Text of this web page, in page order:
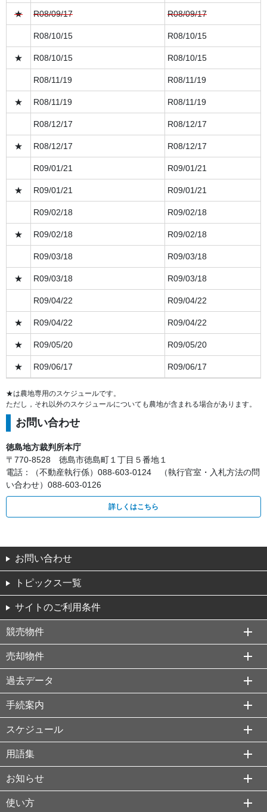
★ R08/09/17 R08/09/17
R08/10/15 R08/10/15
★ R08/10/15 R08/10/15
R08/11/19 R08/11/19
★ R08/11/19 R08/11/19
R08/12/17 R08/12/17
★ R08/12/17 R08/12/17
R09/01/21 R09/01/21
★ R09/01/21 R09/01/21
R09/02/18 R09/02/18
★ R09/02/18 R09/02/18
R09/03/18 R09/03/18
★ R09/03/18 R09/03/18
R09/04/22 R09/04/22
★ R09/04/22 R09/04/22
★ R09/05/20 R09/05/20
★ R09/06/17 R09/06/17
★は農地専用のスケジュールです。
ただし，それ以外のスケジュールについても農地が含まれる場合があります。
お問い合わせ
徳島地方裁判所本庁
〒770-8528 徳島市徳島町１丁目５番地１
電話：（不動産執行係）088-603-0124 （執行官室・入札方法の問
い合わせ）088-603-0126
詳しくはこちら
お問い合わせ
トピックス一覧
サイトのご利用条件
競売物件
売却物件
過去データ
手続案内
スケジュール
用語集
お知らせ
使い方